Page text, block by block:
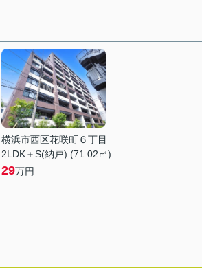
横浜市西区花咲町６丁目
2LDK＋S(納戸) (71.02㎡)
29万円